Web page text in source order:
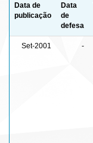
Data de
publicação
Data
de
defesa
Set-2001 -